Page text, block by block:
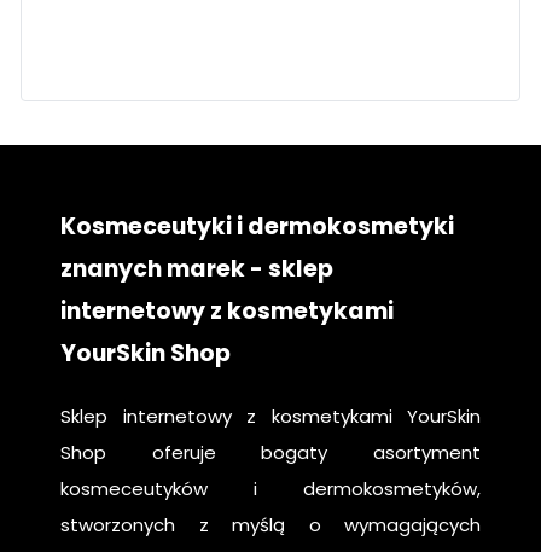
Kosmeceutyki i dermokosmetyki
znanych marek - sklep
internetowy z kosmetykami
YourSkin Shop
Sklep internetowy z kosmetykami YourSkin
Shop oferuje bogaty asortyment
kosmeceutyków i dermokosmetyków,
stworzonych z myślą o wymagających